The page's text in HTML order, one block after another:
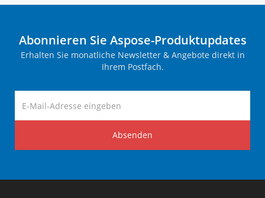
Abonnieren Sie Aspose-Produktupdates
Erhalten Sie monatliche Newsletter & Angebote direkt in
Ihrem Postfach.
Absenden